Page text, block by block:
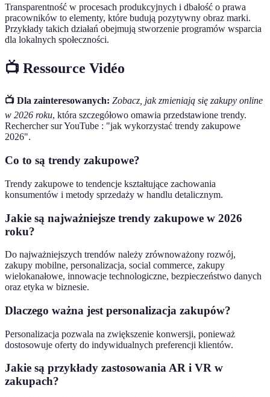
Transparentność w procesach produkcyjnych i dbałość o prawa
pracowników to elementy, które budują pozytywny obraz marki.
Przykłady takich działań obejmują stworzenie programów wsparcia
dla lokalnych społeczności.
📺 Ressource Vidéo
📺 Dla zainteresowanych: Zobacz, jak zmieniają się zakupy online
w 2026 roku, która szczegółowo omawia przedstawione trendy.
Rechercher sur YouTube : "jak wykorzystać trendy zakupowe
2026".
Co to są trendy zakupowe?
Trendy zakupowe to tendencje kształtujące zachowania
konsumentów i metody sprzedaży w handlu detalicznym.
Jakie są najważniejsze trendy zakupowe w 2026
roku?
Do najważniejszych trendów należy zrównoważony rozwój,
zakupy mobilne, personalizacja, social commerce, zakupy
wielokanałowe, innowacje technologiczne, bezpieczeństwo danych
oraz etyka w biznesie.
Dlaczego ważna jest personalizacja zakupów?
Personalizacja pozwala na zwiększenie konwersji, ponieważ
dostosowuje oferty do indywidualnych preferencji klientów.
Jakie są przykłady zastosowania AR i VR w
zakupach?